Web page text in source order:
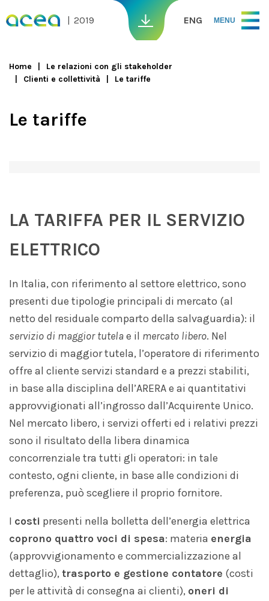
2019 ENG MENU
You are here
Home
Le relazioni con gli stakeholder
Clienti e collettività
Le tariffe
Le tariffe
LA TARIFFA PER IL SERVIZIO
ELETTRICO
In Italia, con riferimento al settore elettrico, sono
presenti due tipologie principali di mercato (al
netto del residuale comparto della salvaguardia): il
servizio di maggior tutelae il mercato libero. Nel
servizio di maggior tutela, l’operatore di riferimento
offre al cliente servizi standard e a prezzi stabiliti,
in base alla disciplina dell’ARERA e ai quantitativi
approvvigionati all’ingrosso dall’Acquirente Unico.
Nel mercato libero, i servizi offerti ed i relativi prezzi
sono il risultato della libera dinamica
concorrenziale tra tutti gli operatori: in tale
contesto, ogni cliente, in base alle condizioni di
preferenza, può scegliere il proprio fornitore.
I costi presenti nella bolletta dell’energia elettrica
coprono quattro voci di spesa: materia energia
(approvvigionamento e commercializzazione al
dettaglio), trasporto e gestione contatore (costi
per le attività di consegna ai clienti), oneri di